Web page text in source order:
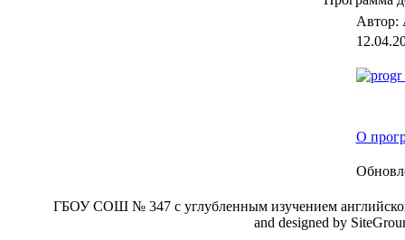
Автор:
О
ГБОУ СОШ № 347 с углубленным изучением
and designed by